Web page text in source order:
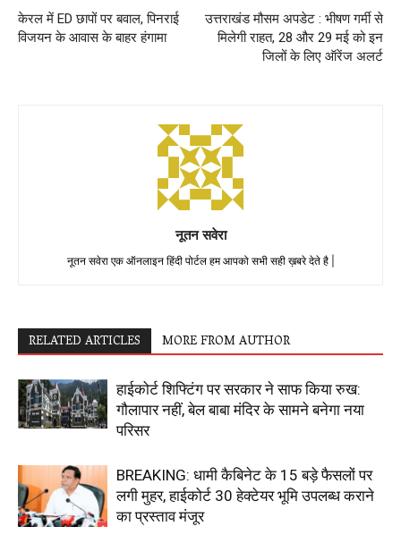
केरल में ED छापों पर बवाल, पिनराई
विजयन के आवास के बाहर हंगामा
उत्तराखंड मौसम अपडेट : भीषण गर्मी से
मिलेगी राहत, 28 और 29 मई को इन
जिलों के लिए ऑरेंज अलर्ट
नूतन सवेरा
नूतन सवेरा एक ऑनलाइन हिंदी पोर्टल हम आपको सभी सही ख़बरे देते है |
RELATED ARTICLES MORE FROM AUTHOR
हाईकोर्ट शिफ्टिंग पर सरकार ने साफ किया रुख:
गौलापार नहीं, बेल बाबा मंदिर के सामने बनेगा नया
परिसर
BREAKING: धामी कैबिनेट के 15 बड़े फैसलों पर
लगी मुहर, हाईकोर्ट 30 हेक्टेयर भूमि उपलब्ध कराने
का प्रस्ताव मंजूर